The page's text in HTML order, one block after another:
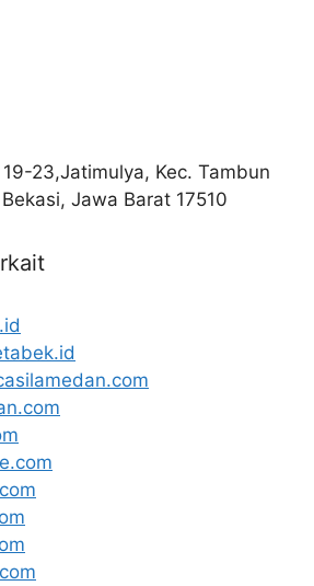
23,Jatimulya, Kec. Tambun
Jawa Barat 17510